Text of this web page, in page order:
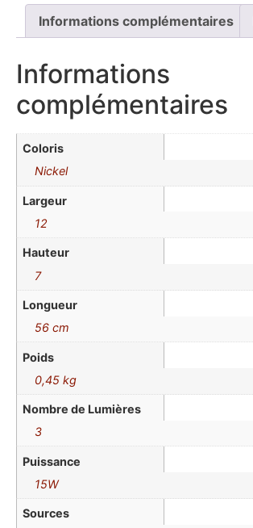
Informations complémentaires
Informations
complémentaires
Coloris
Nickel
Largeur
12
Hauteur
7
Longueur
56 cm
Poids
0,45 kg
Nombre de Lumières
3
Puissance
15W
Sources